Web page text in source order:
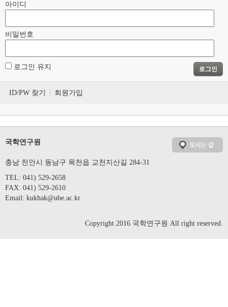
아이디
비밀번호
로그인 유지 로그인
ID/PW 찾기 회원가입
국학연구원
충남 천안시 동남구 목천읍 교천지산길 284-31
TEL: 041) 529-2658
FAX: 041) 529-2610
Email: kukhak@ube.ac.kr
Copyright 2016 국학연구원 All right reserved.